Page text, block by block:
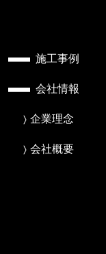
施工事例
会社情報
企業理念
会社概要